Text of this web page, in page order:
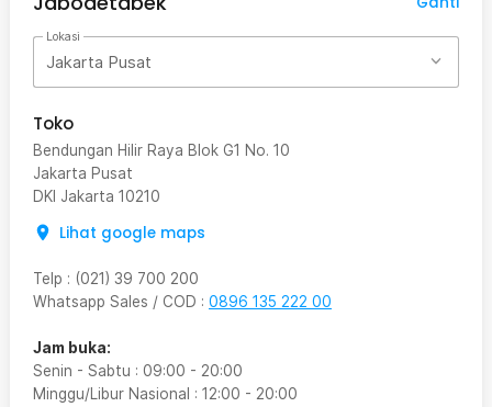
Lokasi
Jakarta Pusat
Toko
Bendungan Hilir Raya Blok G1 No. 10
Jakarta Pusat
DKI Jakarta 10210
Lihat google maps
Telp : (021) 39 700 200
Whatsapp Sales / COD : 0896 135 222 00
Jam buka:
Senin - Sabtu : 09:00 - 20:00
Minggu/Libur Nasional : 12:00 - 20:00